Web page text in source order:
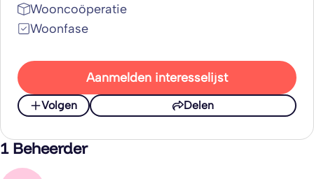
Wooncoöperatie
Woonfase
Aanmelden interesselijst
Volgen Delen
1 Beheerder